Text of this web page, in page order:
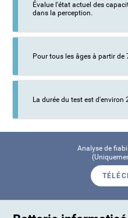
Évalue l'état actuel des
dans la perception.
Pour tous les âges à partir de
La durée du test est d'environ
Analyse de